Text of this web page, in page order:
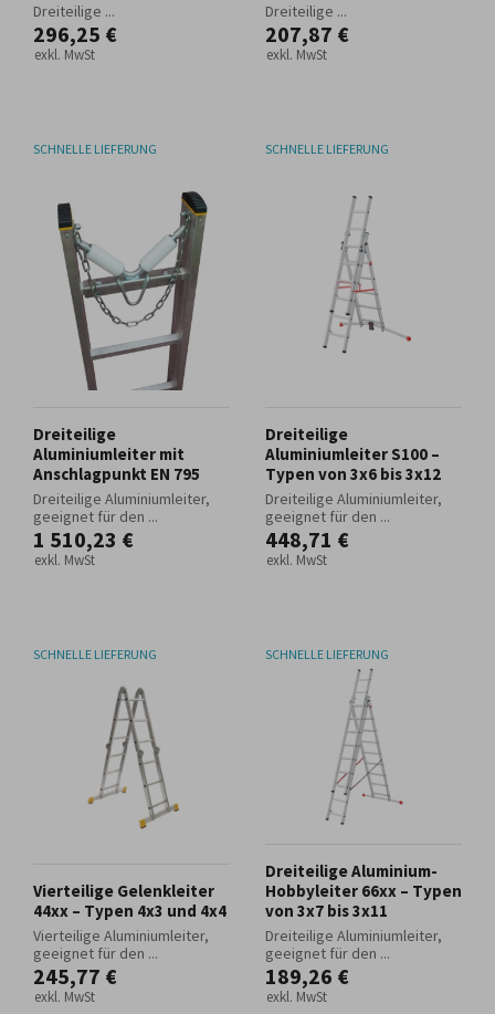
Dreiteilige ...
296,25 €
exkl. MwSt
Dreiteilige ...
207,87 €
exkl. MwSt
SCHNELLE LIEFERUNG
Dreiteilige
Aluminiumleiter mit
Anschlagpunkt EN 795
Dreiteilige Aluminiumleiter,
geeignet für den ...
1 510,23 €
exkl. MwSt
SCHNELLE LIEFERUNG
Dreiteilige
Aluminiumleiter S100 –
Typen von 3x6 bis 3x12
Dreiteilige Aluminiumleiter,
geeignet für den ...
448,71 €
exkl. MwSt
SCHNELLE LIEFERUNG
Vierteilige Gelenkleiter
44xx – Typen 4x3 und 4x4
Vierteilige Aluminiumleiter,
geeignet für den ...
245,77 €
exkl. MwSt
SCHNELLE LIEFERUNG
Dreiteilige Aluminium-
Hobbyleiter 66xx – Typen
von 3x7 bis 3x11
Dreiteilige Aluminiumleiter,
geeignet für den ...
189,26 €
exkl. MwSt